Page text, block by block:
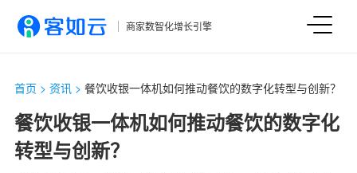
商家数智化增长引擎
首页 > 资讯> 餐饮收银一体机如何推动餐饮的数字化转型与创新？
餐饮收银一体机如何推动餐饮的数字化
转型与创新？